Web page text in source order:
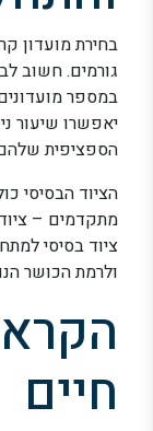
בחירת מועדון
גורמים. חשוב
במספר
יאפשרו שיעור
הספציפית
הציוד הבסיסי
מתקדמים –
ציוד בסיסי
ולרמת הכושר
חיים